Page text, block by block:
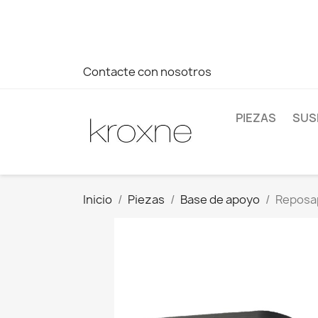
Contacte con nosotros
PIEZAS
Inicio Piezas Base de apoyo